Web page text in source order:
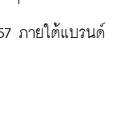
ภายใต้แบรนด์